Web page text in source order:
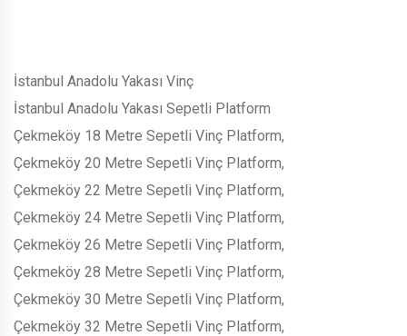
İstanbul Anadolu Yakası Vinç
İstanbul Anadolu Yakası Sepetli Platform
Çekmeköy 18 Metre Sepetli Vinç Platform,
Çekmeköy 20 Metre Sepetli Vinç Platform,
Çekmeköy 22 Metre Sepetli Vinç Platform,
Çekmeköy 24 Metre Sepetli Vinç Platform,
Çekmeköy 26 Metre Sepetli Vinç Platform,
Çekmeköy 28 Metre Sepetli Vinç Platform,
Çekmeköy 30 Metre Sepetli Vinç Platform,
Çekmeköy 32 Metre Sepetli Vinç Platform,